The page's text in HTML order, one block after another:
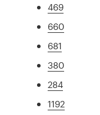
469
660
681
380
284
1192